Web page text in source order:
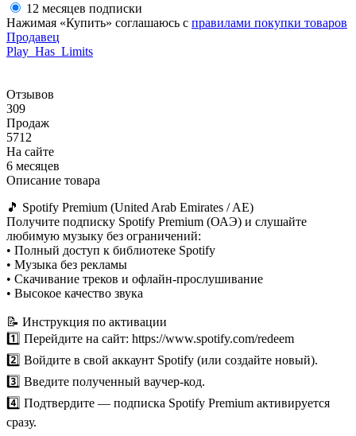
12 месяцев подписки
Нажимая «Купить» соглашаюсь с правилами покупки товаров
Продавец
Play_Has_Limits
Отзывов
309
Продаж
5712
На сайте
6 месяцев
Описание товара
🎵 Spotify Premium (United Arab Emirates / AE)
Получите подписку Spotify Premium (ОАЭ) и слушайте
любимую музыку без ограничений:
• Полный доступ к библиотеке Spotify
• Музыка без рекламы
• Скачивание треков и офлайн-прослушивание
• Высокое качество звука
📝 Инструкция по активации
1️⃣ Перейдите на сайт: https://www.spotify.com/redeem
2️⃣ Войдите в свой аккаунт Spotify (или создайте новый).
3️⃣ Введите полученный ваучер-код.
4️⃣ Подтвердите — подписка Spotify Premium активируется
сразу.